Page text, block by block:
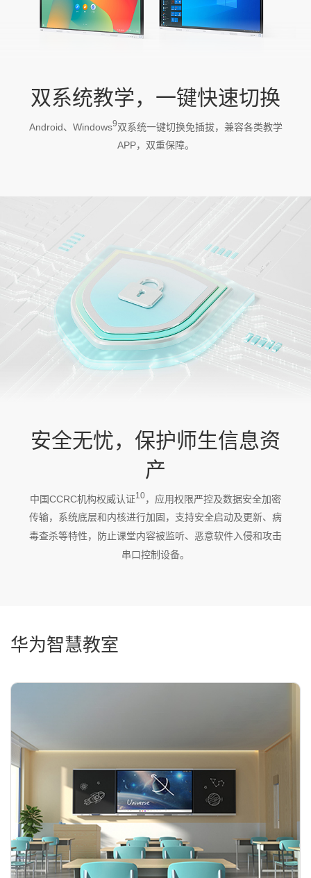
双系统教学，一键快速切换
Android、Windows9双系统一键切换免插拔，兼容各类教学
APP，双重保障。
安全无忧，保护师生信息资
产
中国CCRC机构权威认证10，应用权限严控及数据安全加密
传输，系统底层和内核进行加固，支持安全启动及更新、病
毒查杀等特性，防止课堂内容被监听、恶意软件入侵和攻击
串口控制设备。
华为智慧教室